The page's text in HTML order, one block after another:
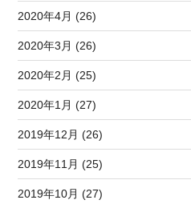
2020年4月 (26)
2020年3月 (26)
2020年2月 (25)
2020年1月 (27)
2019年12月 (26)
2019年11月 (25)
2019年10月 (27)